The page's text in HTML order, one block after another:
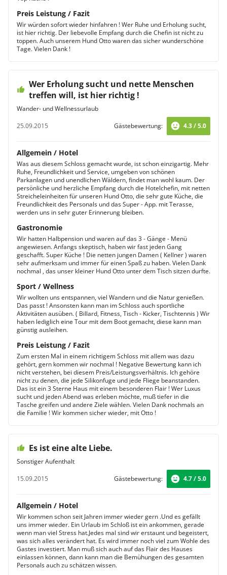
Preis Leistung / Fazit
Wir würden sofort wieder hinfahren ! Wer Ruhe und Erholung sucht,
ist hier richtig. Der liebevolle Empfang durch die Chefin ist nicht zu
toppen. Auch unserem Hund Otto waren das sicher wunderschöne
Tage. Vielen Dank !
Wer Erholung sucht und nette Menschen
treffen will, ist hier richtig !
Wander- und Wellnessurlaub
25.09.2015
Gästebewertung: 4.3 / 5.0
Allgemein / Hotel
Was aus diesem Schloss gemacht wurde, ist schon einzigartig. Mehr
Ruhe, Freundlichkeit und Service, umgeben von schönen
Parkanlagen und unendlichen Wäldern, findet man wohl kaum. Der
persönliche und herzliche Empfang durch die Hotelchefin, mit netten
Streicheleinheiten für unseren Hund Otto, die sehr gute Küche, die
Freundlichkeit des Personals und das Super - App. mit Terasse,
werden uns in sehr guter Erinnerung bleiben.
Gastronomie
Wir hatten Halbpension und waren auf das 3 - Gänge - Menü
angewiesen. Anfangs skeptisch, haben wir fast jeden Gang
geschafft. Super Küche ! Die netten jungen Damen ( Kellner ) waren
sehr aufmerksam und immer für einen Spaß zu haben. Vielen Dank
nochmal , das unser kleiner Hund Otto unter dem Tisch sitzen durfte.
Sport / Wellness
Wir wollten uns entspannen, viel Wandern und die Natur genießen.
Das passt ! Ansonsten kann man im Schloss auch sportliche
Aktivitäten ausüben. ( Billard, Fitness, Tisch - Kicker, Tischtennis ) Wir
haben lediglich eine Tour mit dem Boot gemacht, diese kann man
günstig ausleihen.
Preis Leistung / Fazit
Zum ersten Mal in einem richtigem Schloss mit allem was dazu
gehört, gern kommen wir nochmal ! Negative Bewertung kann ich
nicht verstehen, bei diesem Preis/Leistungsverhältnis. Ich gehöre
nicht zu denen, die jede Silikonfuge und jede Fliege beanstanden.
Das ist ein 3 Sterne Haus mit einem besonderen Flair ! Wer Luxus
sucht und jeden Abend was erleben möchte, muß tiefer in die
Tasche greifen und andere Ziele wählen. Vielen Dank nochmals an
die Familie ! Wir kommen sicher wieder, mit Otto !
Es ist eine alte Liebe.
Sonstiger Aufenthalt
15.09.2015
Gästebewertung: 4.7 / 5.0
Allgemein / Hotel
Wir kommen schon seit Jahren immer wieder gern .Und es gefällt
uns immer wieder. Ein Urlaub im Schloß ist ein ankommen, gerade
wenn man viel Stress hat.Jedes mal sind wir erstaunt und begeistert,
was sich alles verändert hat. Es wird immer noch viel zum Wohle des
Gastes investiert. Man muß sich auch auf das Flair des Hauses
einlassen können, dann kann man die Bemühungen des gesamten
Personals auch zu schätzen wissen.